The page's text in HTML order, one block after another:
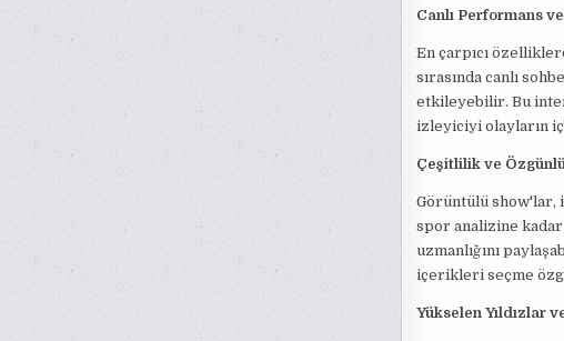
Canlı Performans
En çarpıcı
sırasında canlı
etkileyebilir. Bu
izleyiciyi olayların
Çeşitlilik ve
Görüntülü show'lar,
spor analizine
uzmanlığını
içerikleri seçme
Yükselen Yıldızlar